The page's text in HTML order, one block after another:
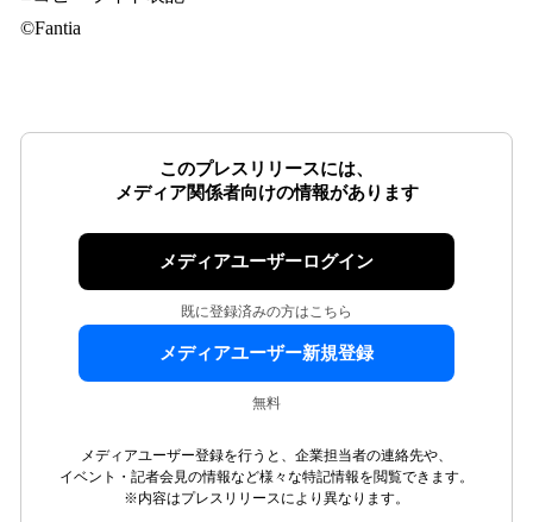
©Fantia
このプレスリリースには、
メディア関係者向けの情報があります
メディアユーザーログイン
既に登録済みの方はこちら
メディアユーザー新規登録
無料
メディアユーザー登録を行うと、企業担当者の連絡先や、
イベント・記者会見の情報など様々な特記情報を閲覧できます。
※内容はプレスリリースにより異なります。